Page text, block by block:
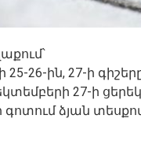
25-26-ին, 27-ի
27-ի
ձյան